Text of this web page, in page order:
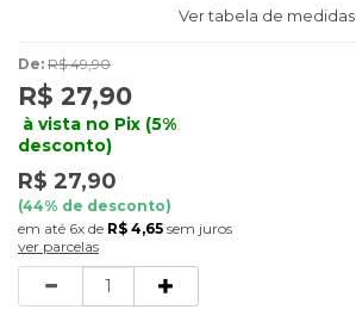
Ver tabela de medidas
De: R$ 49,90
R$ 27,90
à vista no Pix (5%
desconto)
R$ 27,90
(44% de desconto)
6x de R$ 4,65 sem juros
ver parcelas
Quantidade